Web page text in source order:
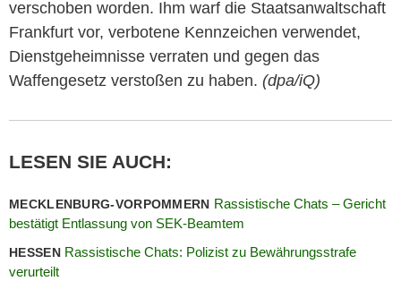
verschoben worden. Ihm warf die Staatsanwaltschaft
Frankfurt vor, verbotene Kennzeichen verwendet,
Dienstgeheimnisse verraten und gegen das
Waffengesetz verstoßen zu haben. (dpa/iQ)
LESEN SIE AUCH:
MECKLENBURG-VORPOMMERN Rassistische Chats – Gericht
bestätigt Entlassung von SEK-Beamtem
HESSEN Rassistische Chats: Polizist zu Bewährungsstrafe
verurteilt